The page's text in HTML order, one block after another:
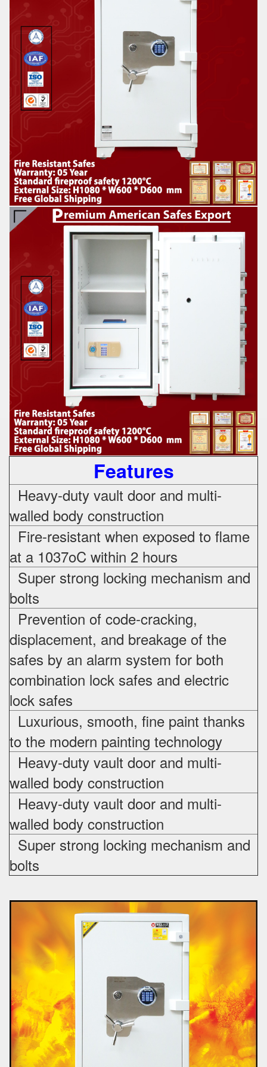
Features
Heavy-duty vault door and multi-
walled body construction
Fire-resistant when exposed to flame
at a 1037oC within 2 hours
Super strong locking mechanism and
bolts
Prevention of code-cracking,
displacement, and breakage of the
safes by an alarm system for both
combination lock safes and electric
lock safes
Luxurious, smooth, fine paint thanks
to the modern painting technology
Heavy-duty vault door and multi-
walled body construction
Heavy-duty vault door and multi-
walled body construction
Super strong locking mechanism and
bolts